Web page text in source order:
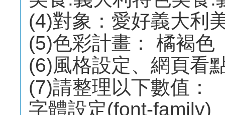
(4)對象：愛好義大利
(5)色彩計畫： 橘褐色
(6)風格設定、網頁看
(7)請整理以下數值：
字體設定(font-family)